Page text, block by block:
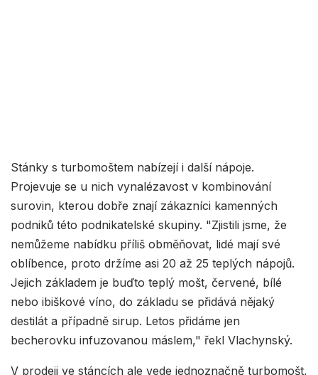
Stánky s turbomoštem nabízejí i další nápoje.
Projevuje se u nich vynalézavost v kombinování
surovin, kterou dobře znají zákazníci kamenných
podniků této podnikatelské skupiny. "Zjistili jsme, že
nemůžeme nabídku příliš obměňovat, lidé mají své
oblíbence, proto držíme asi 20 až 25 teplých nápojů.
Jejich základem je buďto teplý mošt, červené, bílé
nebo ibiškové víno, do základu se přidává nějaký
destilát a případně sirup. Letos přidáme jen
becherovku infuzovanou máslem," řekl Vlachynský.
V prodeji ve stáncích ale vede jednoznačně turbomošt,